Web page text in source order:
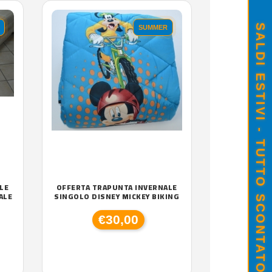
SUMMER
OFFERTA TRAPUNTA INVERNALE
SINGOLO DISNEY MICKEY BIKING
€30,00
SALDI ESTIVI - TUTTO SCONTATO